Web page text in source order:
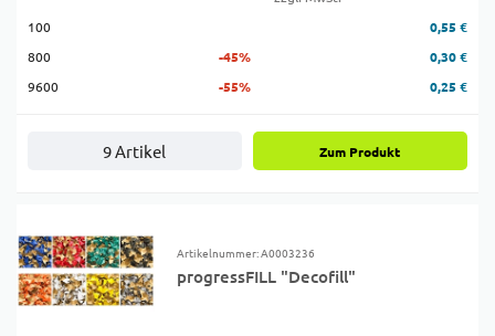
100
0,55 €
800
-45%
0,30 €
9600
-55% 0,25 €
9 Artikel Zum Produkt
Artikelnummer: A0003236
progressFILL "Decofill"